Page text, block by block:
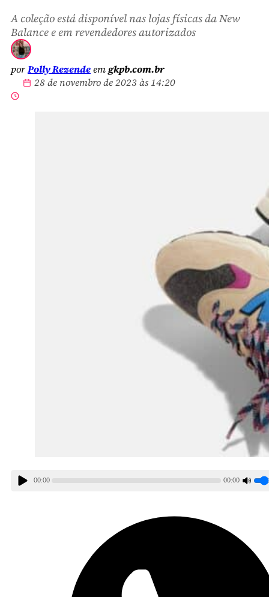
A coleção está disponível nas lojas físicas da New
Balance e em revendedores autorizados
porPolly Rezendeemgkpb.com.br
28 de novembro de 2023 às 14:20
00:00 00:00